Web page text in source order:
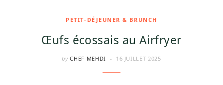
PETIT-DÉJEUNER & BRUNCH
Œufs écossais au Airfryer
by CHEF MEHDI 16 JUILLET 2025